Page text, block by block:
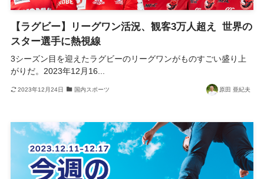
【ラグビー】リーグワン活況、観客3万人超え 世界の
スター選手に熱視線
3シーズン目を迎えたラグビーのリーグワンがものすごい盛り上
がりだ。2023年12月16...
2023年12月24日 国内スポーツ 原田 亜紀夫